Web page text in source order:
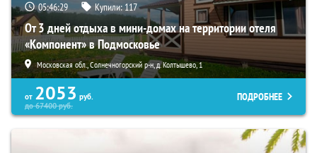
05:46:27 Купили: 117
От 3 дней отдыха в мини-домах на территории отеля
«Компонент» в Подмосковье
Московская обл., Солнечногорский р-н, д. Колтышево, 1
от 2053 руб.
до67400руб.
ПОДРОБНЕЕ